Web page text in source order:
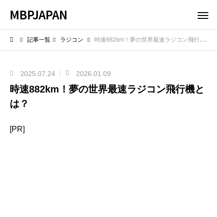
MBPJAPAN
記事一覧 ラジコン 時速882km！夢の世界最速ラジコン飛行機とは？
2025.07.24 2026.01.09
時速882km！夢の世界最速ラジコン飛行機と
は？
[PR]